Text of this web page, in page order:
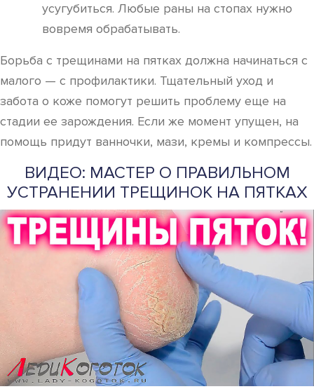
усугубиться. Любые раны на стопах нужно
вовремя обрабатывать.
Борьба с трещинами на пятках должна начинаться с
малого — с профилактики. Тщательный уход и
забота о коже помогут решить проблему еще на
стадии ее зарождения. Если же момент упущен, на
помощь придут ванночки, мази, кремы и компрессы.
ВИДЕО: МАСТЕР О ПРАВИЛЬНОМ
УСТРАНЕНИИ ТРЕЩИНОК НА ПЯТКАХ